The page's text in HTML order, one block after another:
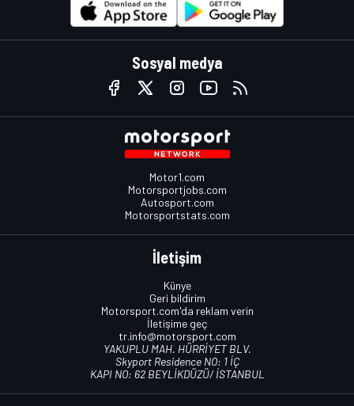
Sosyal medya
Motor1.com
Motorsportjobs.com
Autosport.com
Motorsportstats.com
İletişim
Künye
Geri bildirim
Motorsport.com'da reklam verin
İletişime geç
tr.info@motorsport.com
YAKUPLU MAH. HÜRRİYET BLV.
Skyport Residence NO: 1 İÇ
KAPI NO: 62 BEYLİKDÜZÜ/ İSTANBUL